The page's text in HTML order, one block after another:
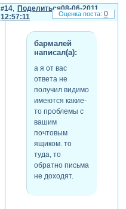
Поделиться
14
08-06-2011
12:57:11
бармалей
написал(а):
а я от вас
ответа не
получил видимо
имеются какие-
то проблемы с
вашим
почтовым
ящиком. то
туда, то
обратно письма
не доходят.
0